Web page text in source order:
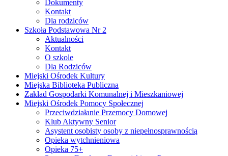
Dokumenty
Kontakt
Dla rodziców
Szkoła Podstawowa Nr 2
Aktualności
Kontakt
O szkole
Dla Rodziców
Miejski Ośrodek Kultury
Miejska Biblioteka Publiczna
Zakład Gospodarki Komunalnej i Mieszkaniowej
Miejski Ośrodek Pomocy Społecznej
Przeciwdziałanie Przemocy Domowej
Klub Aktywny Senior
Asystent osobisty osoby z niepełnosprawnością
Opieka wytchnieniowa
Opieka 75+